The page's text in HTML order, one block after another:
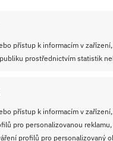
přístup k informacím v
prostřednictvím statistik
přístup k informacím v
pro personalizovanou
profilů pro personalizovaný
ale s naším receptem s
zvládnete snadno.